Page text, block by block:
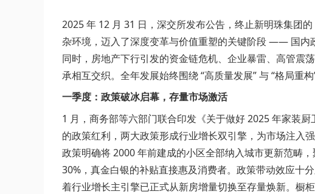
2025 年 12 月 31 日，深交所发布公告，终止新明珠集团
杂环境，迈入了深度变革与价值重塑的关键阶段 —— 国内
同时，房地产下行引发的资金链危机、企业暴雷、高管震
承相互交织。全年发展始终围绕 “高质量发展” 与 “格局重
一季度：政策破冰启幕，存量市场激活
1 月，商务部等六部门联合印发《关于做好 2025 年家装
的政策红利，两大政策形成行业增长双引擎，为市场注入强
政策明确将 2000 年前建成的小区全部纳入城市更新范畴
30%，真金白银的补贴直接惠及消费者。政策带动效应十
着行业增长主引擎已正式从新房增量切换至存量焕新。橱